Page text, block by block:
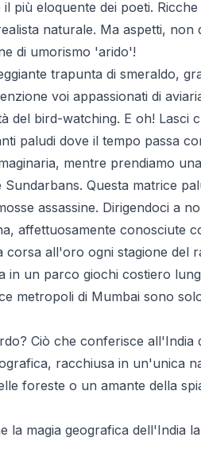
più eloquente dei poeti.
naturale. Ma aspetti, non
di umorismo 'arido'!
trapunta di smeraldo,
voi appassionati di
del bird-watching. E oh! Lasci
paludi dove il tempo passa
mentre prendiamo
Questa matrice
assassine. Dirigendoci a
affettuosamente conosciute
all'oro ogni stagione del
in un parco giochi costiero
metropoli di Mumbai sono
Ciò che conferisce
racchiusa in un'unica
foreste o un amante della
la magia geografica dell'India